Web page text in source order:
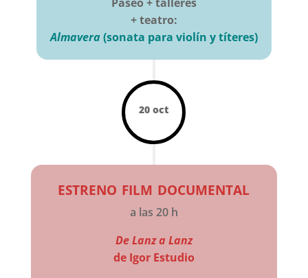
+ teatro:
Almavera(sonata para violín y títeres)
20 oct
estreno film documental
a las 20 h
De Lanz a Lanz
de Igor Estudio